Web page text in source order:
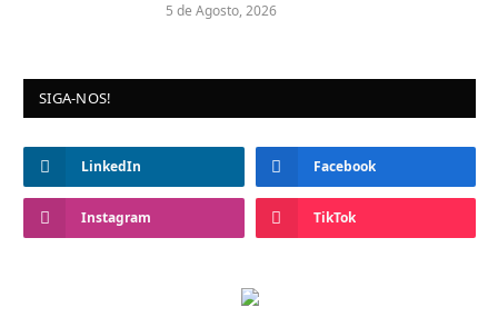
5 de Agosto, 2026
SIGA-NOS!
LinkedIn Facebook
Instagram TikTok